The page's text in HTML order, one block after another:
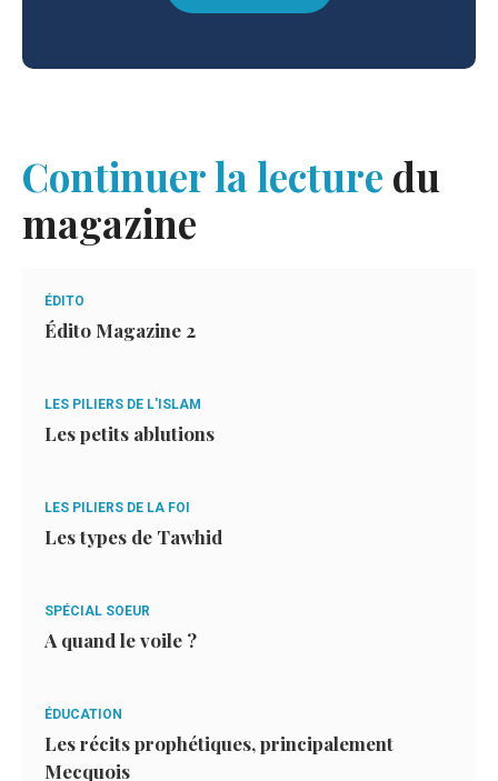
Continuer la lecture du
magazine
ÉDITO
Édito Magazine 2
LES PILIERS DE L'ISLAM
Les petits ablutions
LES PILIERS DE LA FOI
Les types de Tawhid
SPÉCIAL SOEUR
A quand le voile ?
ÉDUCATION
Les récits prophétiques, principalement
Mecquois